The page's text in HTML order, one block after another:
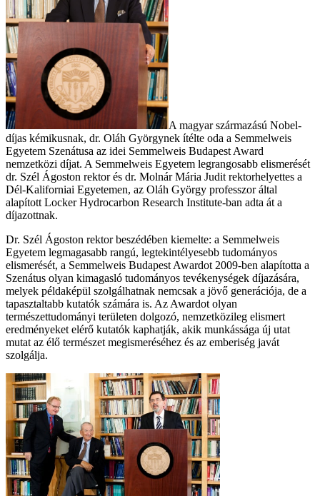
A magyar származású Nobel-
díjas kémikusnak, dr. Oláh Györgynek ítélte oda a Semmelweis
Egyetem Szenátusa az idei Semmelweis Budapest Award
nemzetközi díjat. A Semmelweis Egyetem legrangosabb elismerését
dr. Szél Ágoston rektor és dr. Molnár Mária Judit rektorhelyettes a
Dél-Kaliforniai Egyetemen, az Oláh György professzor által
alapított Locker Hydrocarbon Research Institute-ban adta át a
díjazottnak.
Dr. Szél Ágoston rektor beszédében kiemelte: a Semmelweis
Egyetem legmagasabb rangú, legtekintélyesebb tudományos
elismerését, a Semmelweis Budapest Awardot 2009-ben alapította a
Szenátus olyan kimagasló tudományos tevékenységek díjazására,
melyek példaképül szolgálhatnak nemcsak a jövő generációja, de a
tapasztaltabb kutatók számára is. Az Awardot olyan
természettudományi területen dolgozó, nemzetközileg elismert
eredményeket elérő kutatók kaphatják, akik munkássága új utat
mutat az élő természet megismeréséhez és az emberiség javát
szolgálja.